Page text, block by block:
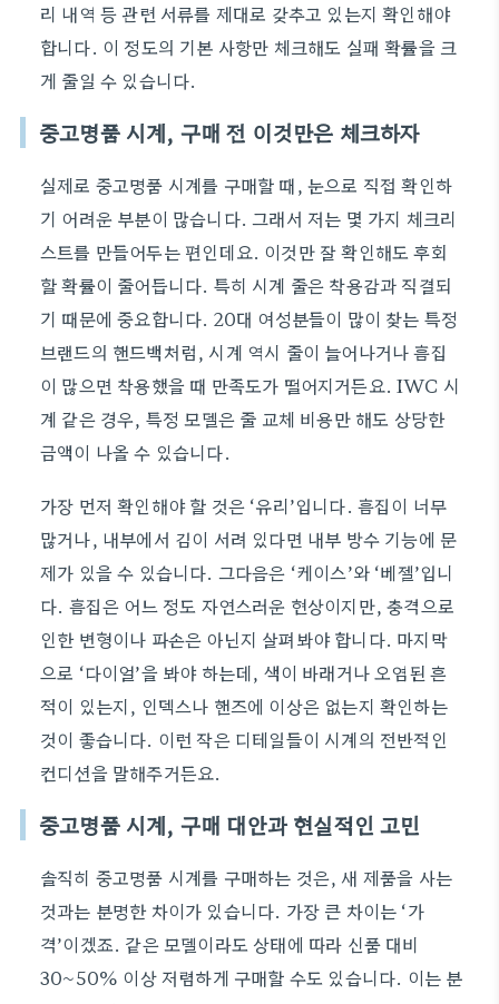
리 내역 등 관련 서류를 제대로 갖추고 있는지 확인해야
합니다. 이 정도의 기본 사항만 체크해도 실패 확률을 크
게 줄일 수 있습니다.
중고명품 시계, 구매 전 이것만은 체크하자
실제로 중고명품 시계를 구매할 때, 눈으로 직접 확인하
기 어려운 부분이 많습니다. 그래서 저는 몇 가지 체크리
스트를 만들어두는 편인데요. 이것만 잘 확인해도 후회
할 확률이 줄어듭니다. 특히 시계 줄은 착용감과 직결되
기 때문에 중요합니다. 20대 여성분들이 많이 찾는 특정
브랜드의 핸드백처럼, 시계 역시 줄이 늘어나거나 흠집
이 많으면 착용했을 때 만족도가 떨어지거든요. IWC 시
계 같은 경우, 특정 모델은 줄 교체 비용만 해도 상당한
금액이 나올 수 있습니다.
가장 먼저 확인해야 할 것은 ‘유리’입니다. 흠집이 너무
많거나, 내부에서 김이 서려 있다면 내부 방수 기능에 문
제가 있을 수 있습니다. 그다음은 ‘케이스’와 ‘베젤’입니
다. 흠집은 어느 정도 자연스러운 현상이지만, 충격으로
인한 변형이나 파손은 아닌지 살펴봐야 합니다. 마지막
으로 ‘다이얼’을 봐야 하는데, 색이 바래거나 오염된 흔
적이 있는지, 인덱스나 핸즈에 이상은 없는지 확인하는
것이 좋습니다. 이런 작은 디테일들이 시계의 전반적인
컨디션을 말해주거든요.
중고명품 시계, 구매 대안과 현실적인 고민
솔직히 중고명품 시계를 구매하는 것은, 새 제품을 사는
것과는 분명한 차이가 있습니다. 가장 큰 차이는 ‘가
격’이겠죠. 같은 모델이라도 상태에 따라 신품 대비
30~50% 이상 저렴하게 구매할 수도 있습니다. 이는 분